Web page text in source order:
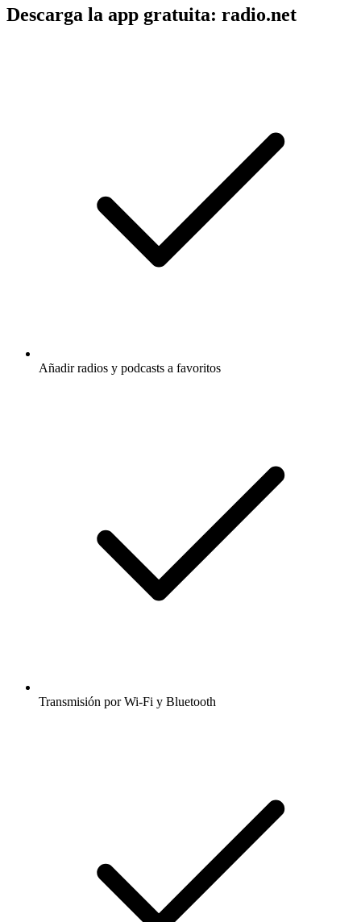
Descarga la app gratuita: radio.net
Añadir radios y podcasts a favoritos
Transmisión por Wi-Fi y Bluetooth